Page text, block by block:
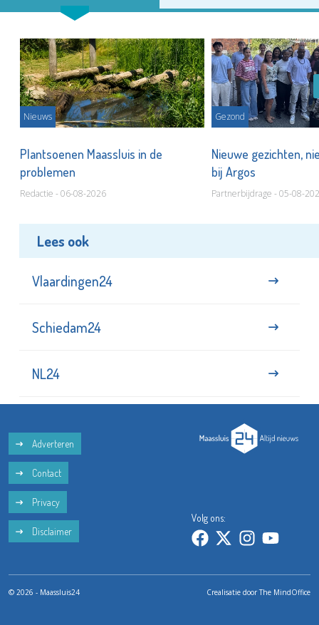
Nieuws
Plantsoenen Maassluis in de
problemen
Redactie - 06-08-2026
Gezond
Nieuwe gezichten,
bij Argos
Partnerbijdrage - 05-08-
Lees ook
Vlaardingen24
Schiedam24
NL24
Adverteren
Contact
Privacy
Disclaimer
Volg ons:
© 2026 - Maassluis24 Crealisatie doorThe MindOffice